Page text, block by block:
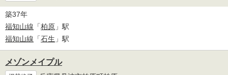
築37年
福知山線 「柏原 」駅
福知山線 「石生 」駅
メゾンメイプル